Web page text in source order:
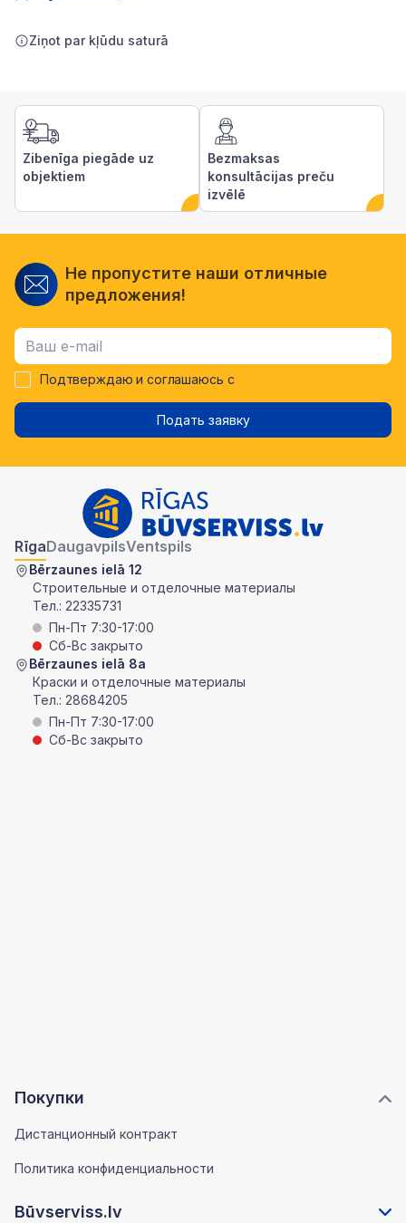
Ziņot par kļūdu saturā
Zibenīga piegāde uz
objektiem
Bezmaksas
konsultācijas preču
izvēlē
Не пропустите наши отличные
предложения!
Подтверждаю и соглашаюсь с
Подать заявку
Покупки
Дистанционный контракт
Политика конфиденциальности
Būvserviss.lv
RīgaDaugavpilsVentspils
Bērzaunes ielā 12
Строительные и отделочные материалы
Тел.: 22335731
Пн-Пт 7:30-17:00
Сб-Вс закрыто
Bērzaunes ielā 8a
Краски и отделочные материалы
Тел.: 28684205
Пн-Пт 7:30-17:00
Сб-Вс закрыто